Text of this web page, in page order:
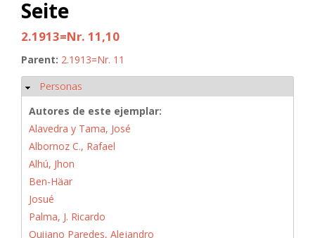
Seite
2.1913=Nr. 11,10
Parent: 2.1913=Nr. 11
Ocultar
Personas
Autores de este ejemplar:
Alavedra y Tama, José
Albornoz C., Rafael
Alhú, Jhon
Ben-Häar
Josué
Palma, J. Ricardo
Quijano Paredes, Alejandro